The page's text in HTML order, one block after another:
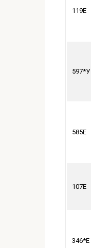
119Е
597*У
585Е
107Е
346*Е